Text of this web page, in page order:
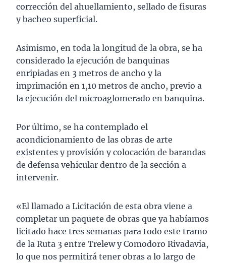
corrección del ahuellamiento, sellado de fisuras
y bacheo superficial.
Asimismo, en toda la longitud de la obra, se ha
considerado la ejecución de banquinas
enripiadas en 3 metros de ancho y la
imprimación en 1,10 metros de ancho, previo a
la ejecución del microaglomerado en banquina.
Por último, se ha contemplado el
acondicionamiento de las obras de arte
existentes y provisión y colocación de barandas
de defensa vehicular dentro de la sección a
intervenir.
«El llamado a Licitación de esta obra viene a
completar un paquete de obras que ya habíamos
licitado hace tres semanas para todo este tramo
de la Ruta 3 entre Trelew y Comodoro Rivadavia,
lo que nos permitirá tener obras a lo largo de